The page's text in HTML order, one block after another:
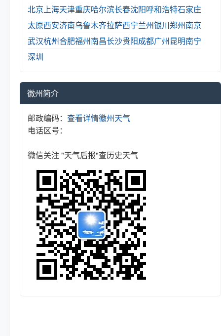
北京 上海天津重庆哈尔滨长春沈阳呼和浩特石家庄
太原西安济南乌鲁木齐拉萨西宁兰州银川郑州南京
武汉杭州合肥福州南昌长沙贵阳成都广州昆明南宁
深圳
徽州简介
邮政编码：
电话区号：
查看详情徽州天气
微信关注 "天气后报"查历史天气